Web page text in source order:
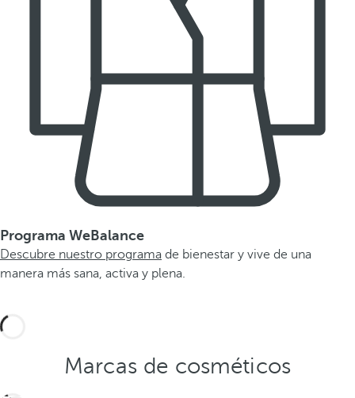
Programa WeBalance
Descubre nuestro programa de bienestar y vive de una
manera más sana, activa y plena.
Marcas de cosméticos